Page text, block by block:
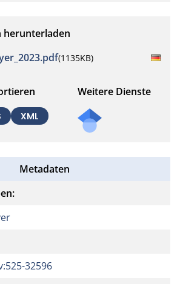
herunterladen
(1135KB)
XML
Weitere Dienste
Metadaten
32596